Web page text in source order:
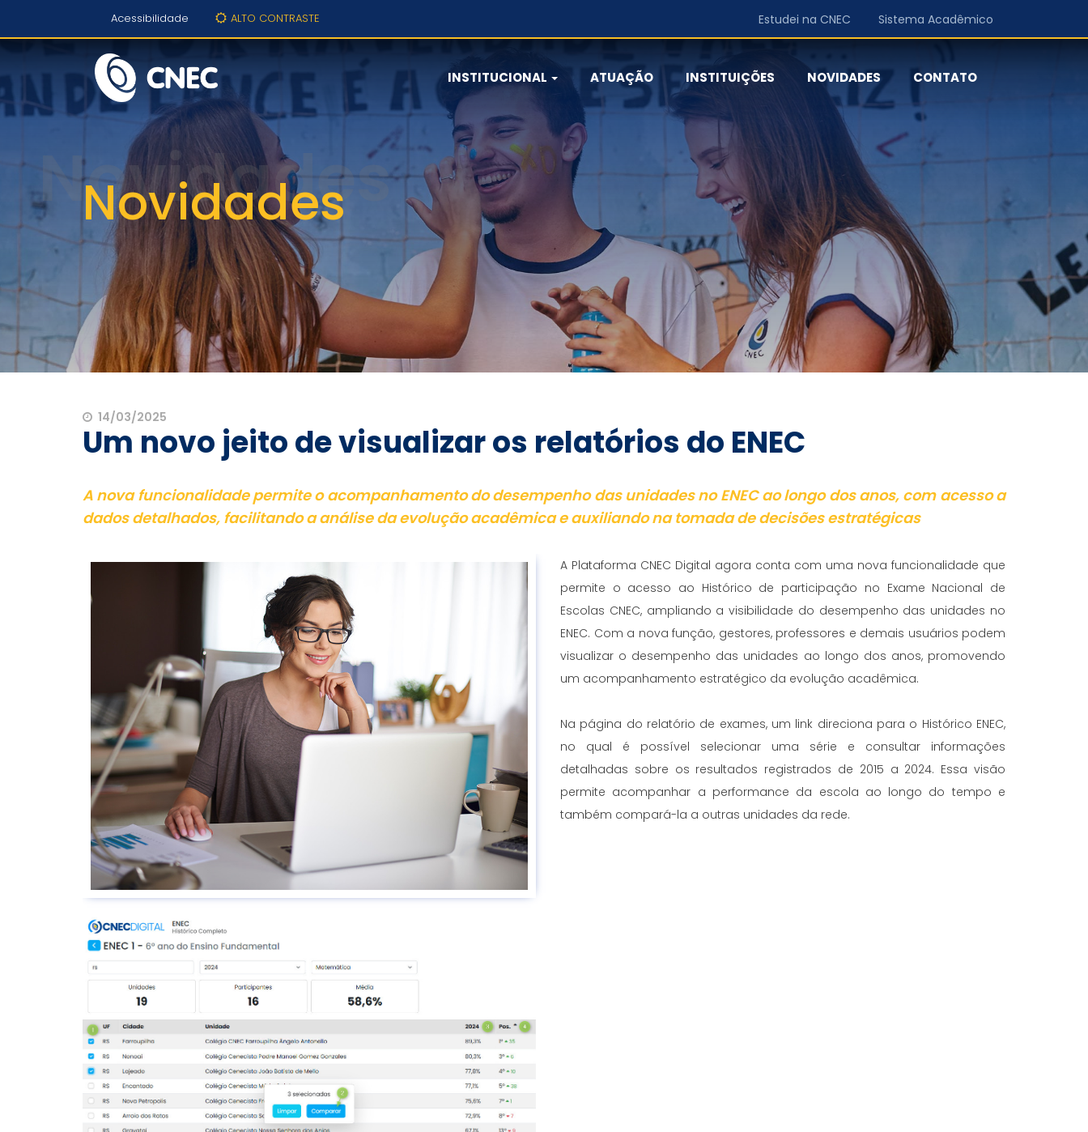
Acessibilidade ALTO CONTRASTE Estudei na CNEC Sistema Acadêmico
INSTITUCIONAL ATUAÇÃO INSTITUIÇÕES NOVIDADES CONTATO
Novidades
14/03/2025
Um novo jeito de visualizar os relatórios do ENEC
A nova funcionalidade permite o acompanhamento do desempenho das unidades no ENEC ao longo dos anos, com acesso a
dados detalhados, facilitando a análise da evolução acadêmica e auxiliando na tomada de decisões estratégicas
A Plataforma CNEC Digital agora conta com uma nova funcionalidade que
permite o acesso ao Histórico de participação no Exame Nacional de
Escolas CNEC, ampliando a visibilidade do desempenho das unidades no
ENEC. Com a nova função, gestores, professores e demais usuários podem
visualizar o desempenho das unidades ao longo dos anos, promovendo
um acompanhamento estratégico da evolução acadêmica.
Na página do relatório de exames, um link direciona para o Histórico ENEC,
no qual é possível selecionar uma série e consultar informações
detalhadas sobre os resultados registrados de 2015 a 2024. Essa visão
permite acompanhar a performance da escola ao longo do tempo e
também compará-la a outras unidades da rede.